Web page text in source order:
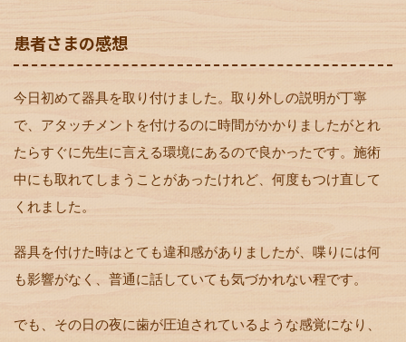
患者さまの感想
今日初めて器具を取り付けました。取り外しの説明が丁寧
で、アタッチメントを付けるのに時間がかかりましたがとれ
たらすぐに先生に言える環境にあるので良かったです。施術
中にも取れてしまうことがあったけれど、何度もつけ直して
くれました。
器具を付けた時はとても違和感がありましたが、喋りには何
も影響がなく、普通に話していても気づかれない程です。
でも、その日の夜に歯が圧迫されているような感覚になり、